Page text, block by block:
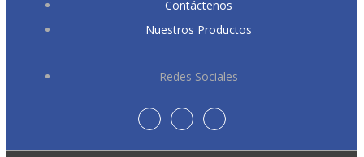
Contáctenos
Nuestros Productos
Redes Sociales